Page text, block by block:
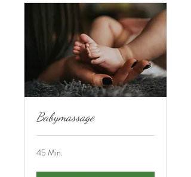
Babymassage
45 Min.